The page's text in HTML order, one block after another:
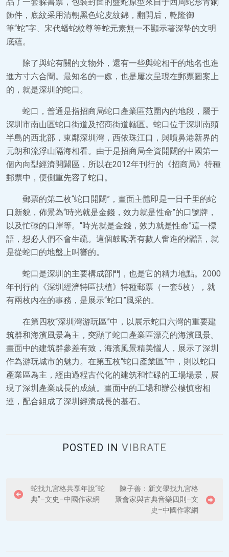
飾件，底紋采用清朝黑色蛇皮紋錦，翻開后，乾隆御
筆“蛇”字、宋代蟠蛇紋尊等蛇元素無一不顯示著深摯的文明
底蘊。
除了與蛇有關的文物外，還有一些與蛇相干的地名也進
進方寸六合間。最知名的一處，也是屢次呈現在郵票圖案上
的，就是深圳的蛇口。
蛇口，普通是指招商局蛇口產業區范圍內的地段，屬于
深圳市南山區蛇口街道及招商街道轄區。蛇口位于深圳南頭
半島的西北部，東鄰深圳灣，西依珠江口，與噴鼻港新界的
元朗和流浮山隔海相看。由于是招商局全資開闢的中國第一
個內向型經濟開闢區，所以在2012年刊行的《招商局》特種
郵票中，便側重先容了蛇口。
郵票的第二枚“蛇口開闢”，畫面主體即是一日千里的蛇
口新貌，佈景為“時光就是金錢，效力就是性命”的口號牌，
以及忙碌的口岸等。“時光就是金錢，效力就是性命”這一標
語，想必人們不會生疏。這個鼓勵著有數人奮進的標語，就
是從蛇口的地盤上叫響的。
蛇口是深圳的主要構成部門，也是它的精力地點。2000
年刊行的《深圳經濟特區扶植》特種郵票（一套5枚），就
有兩枚內在的事務，是展示“蛇口”風采的。
在第四枚“深圳灣游玩區”中，以展示蛇口六灣的重要建
筑群和海濱風景為主，突顯了蛇口產業區漂亮的海濱風景。
畫面中的建筑群參差有致，海濱風景精美惱人，展示了深圳
作為游玩城市的魅力。在第五枚“蛇口產業區”中，則以蛇口
產業區為主，經由過程古代化的建筑和忙碌的工場場景，展
現了深圳產業成長的成績。畫面中的工場和辦公樓慎密相
連，配合組成了深圳經濟成長的基石。
POSTED IN VIBRATE
P
蛇找九宮格共享年說“蛇
典”–文史–中國作家網
陳子善：新文學找九宮格
聚會家與古典音樂四則–文
史–中國作家網